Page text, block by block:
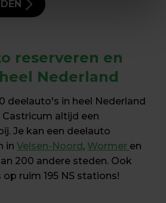
reserveren en
Nederland
deelauto's in heel Nederland
Castricum altijd een
Je kan een deelauto
in Velsen-Noord, Wormer
200 andere steden. Ook
ruim 195 NS stations!